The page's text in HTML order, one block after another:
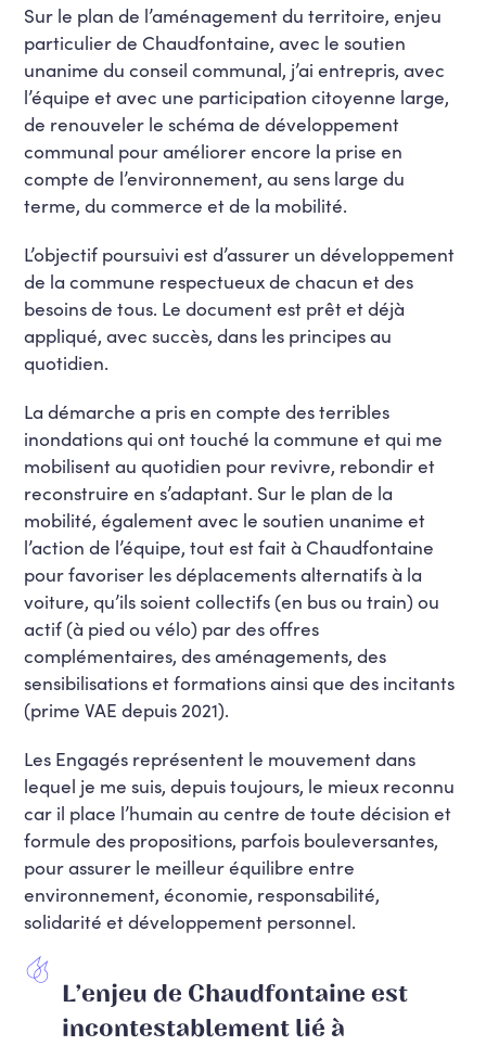
Sur le plan de l’aménagement du territoire, enjeu
particulier de Chaudfontaine, avec le soutien
unanime du conseil communal, j’ai entrepris, avec
l’équipe et avec une participation citoyenne large,
de renouveler le schéma de développement
communal pour améliorer encore la prise en
compte de l’environnement, au sens large du
terme, du commerce et de la mobilité.
L’objectif poursuivi est d’assurer un développement
de la commune respectueux de chacun et des
besoins de tous. Le document est prêt et déjà
appliqué, avec succès, dans les principes au
quotidien.
La démarche a pris en compte des terribles
inondations qui ont touché la commune et qui me
mobilisent au quotidien pour revivre, rebondir et
reconstruire en s’adaptant. Sur le plan de la
mobilité, également avec le soutien unanime et
l’action de l’équipe, tout est fait à Chaudfontaine
pour favoriser les déplacements alternatifs à la
voiture, qu’ils soient collectifs (en bus ou train) ou
actif (à pied ou vélo) par des offres
complémentaires, des aménagements, des
sensibilisations et formations ainsi que des incitants
(prime VAE depuis 2021).
Les Engagés représentent le mouvement dans
lequel je me suis, depuis toujours, le mieux reconnu
car il place l’humain au centre de toute décision et
formule des propositions, parfois bouleversantes,
pour assurer le meilleur équilibre entre
environnement, économie, responsabilité,
solidarité et développement personnel.
L’enjeu de Chaudfontaine est
incontestablement lié à